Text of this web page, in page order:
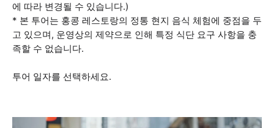
에 따라 변경될 수 있습니다.)
* 본 투어는 홍콩 레스토랑의 정통 현지 음식 체험에 중점을 두
고 있으며, 운영상의 제약으로 인해 특정 식단 요구 사항을 충
족할 수 없습니다.
투어 일자를 선택하세요.